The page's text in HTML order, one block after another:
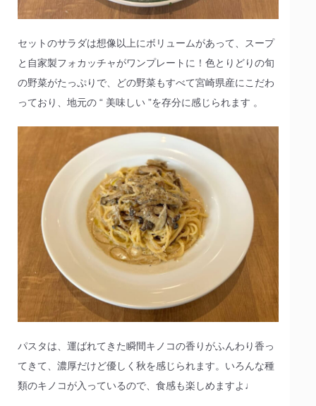
セットのサラダは想像以上にボリュームがあって、スープ
と自家製フォカッチャがワンプレートに！色とりどりの旬
の野菜がたっぷりで、どの野菜もすべて宮崎県産にこだわ
っており、地元の “ 美味しい ”を存分に感じられます 。
パスタは、運ばれてきた瞬間キノコの香りがふんわり香っ
てきて、濃厚だけど優しく秋を感じられます。いろんな種
類のキノコが入っているので、食感も楽しめますよ♩